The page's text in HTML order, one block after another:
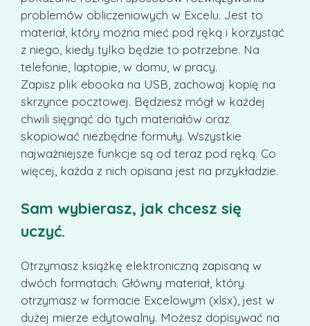
problemów obliczeniowych w Excelu. Jest to
materiał, który można mieć pod ręką i korzystać
z niego, kiedy tylko będzie to potrzebne. Na
telefonie, laptopie, w domu, w pracy.
Zapisz plik ebooka na USB, zachowaj kopię na
skrzynce pocztowej. Będziesz mógł w każdej
chwili sięgnąć do tych materiałów oraz
skopiować niezbędne formuły. Wszystkie
najważniejsze funkcje są od teraz pod ręką. Co
więcej, każda z nich opisana jest na przykładzie.
Sam wybierasz, jak chcesz się
uczyć.
Otrzymasz książkę elektroniczną zapisaną w
dwóch formatach. Główny materiał, który
otrzymasz w formacie Excelowym (xlsx), jest w
dużej mierze edytowalny. Możesz dopisywać na